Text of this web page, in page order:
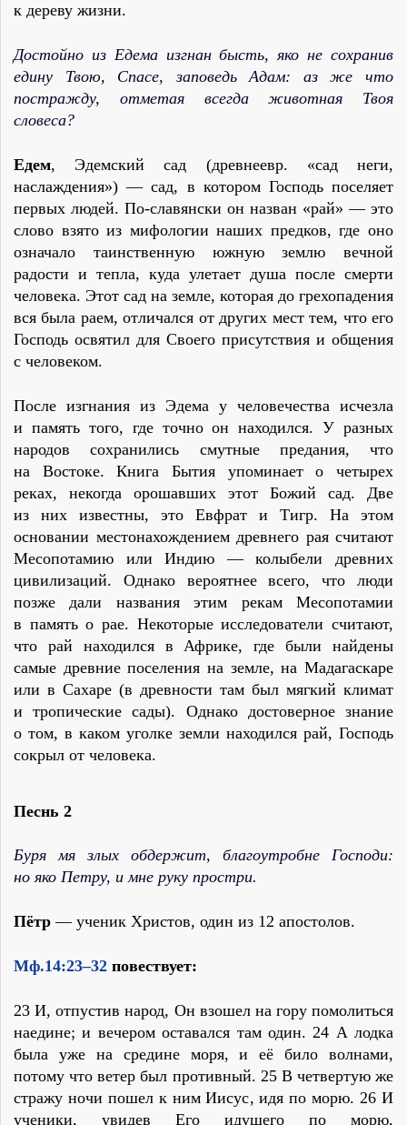
к дереву жизни.
Достойно из Едема изгнан бысть, яко не сохранив
едину Твою, Спасе, заповедь Адам: аз же что
постражду, отметая всегда животная Твоя
словеса?
Едем, Эдемский сад (древнеевр. «сад неги,
наслаждения») — сад, в котором Господь поселяет
первых людей. По-славянски он назван «рай» — это
слово взято из мифологии наших предков, где оно
означало таинственную южную землю вечной
радости и тепла, куда улетает душа после смерти
человека. Этот сад на земле, которая до грехопадения
вся была раем, отличался от других мест тем, что его
Господь освятил для Своего присутствия и общения
с человеком.
После изгнания из Эдема у человечества исчезла
и память того, где точно он находился. У разных
народов сохранились смутные предания, что
на Востоке. Книга Бытия упоминает о четырех
реках, некогда орошавших этот Божий сад. Две
из них известны, это Евфрат и Тигр. На этом
основании местонахождением древнего рая считают
Месопотамию или Индию — колыбели древних
цивилизаций. Однако вероятнее всего, что люди
позже дали названия этим рекам Месопотамии
в память о рае. Некоторые исследователи считают,
что рай находился в Африке, где были найдены
самые древние поселения на земле, на Мадагаскаре
или в Сахаре (в древности там был мягкий климат
и тропические сады). Однако достоверное знание
о том, в каком уголке земли находился рай, Господь
сокрыл от человека.
Песнь 2
Буря мя злых обдержит, благоутробне Господи:
но яко Петру, и мне руку простри.
Пётр — ученик Христов, один из 12 апостолов.
Мф.14:23–32 повествует:
23 И, отпустив народ, Он взошел на гору помолиться
наедине; и вечером оставался там один. 24 А лодка
была уже на средине моря, и её било волнами,
потому что ветер был противный. 25 В четвертую же
стражу ночи пошел к ним Иисус, идя по морю. 26 И
ученики, увидев Его идущего по морю,